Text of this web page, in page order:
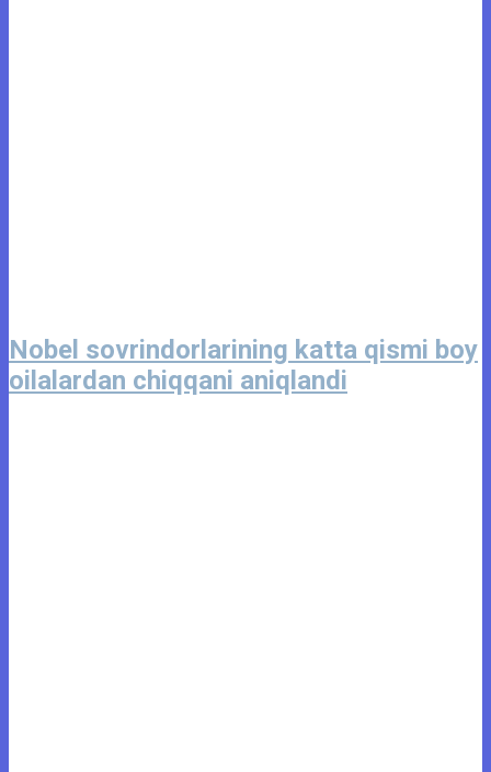
Nobel sovrindorlarining katta qismi boy
oilalardan chiqqani aniqlandi